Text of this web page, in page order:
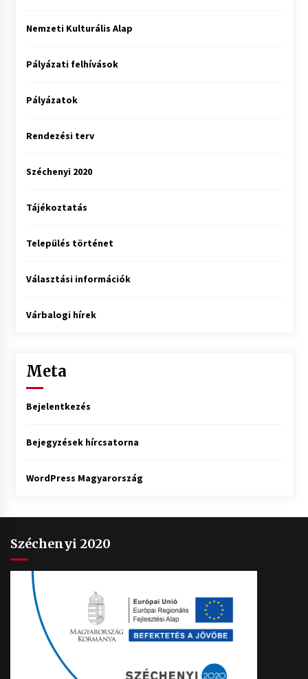
Nemzeti Kulturális Alap
Pályázati felhívások
Pályázatok
Rendezési terv
Széchenyi 2020
Tájékoztatás
Település történet
Választási információk
Várbalogi hírek
Meta
Bejelentkezés
Bejegyzések hírcsatorna
WordPress Magyarország
Széchenyi 2020